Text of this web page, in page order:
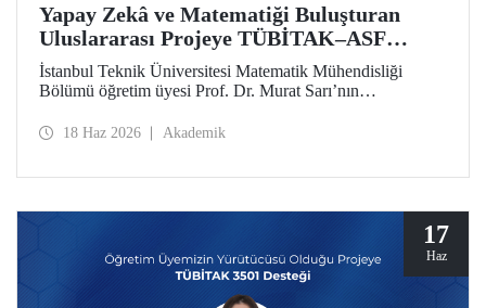
Yapay Zekâ ve Matematiği Buluşturan
Uluslararası Projeye TÜBİTAK–ASF
Desteği
İstanbul Teknik Üniversitesi Matematik Mühendisliği
Bölümü öğretim üyesi Prof. Dr. Murat Sarı’nın
matematiksel yöntemleri birleştiren uluslararası araştırma
18 Haz 2026 Akademik
17
Haz